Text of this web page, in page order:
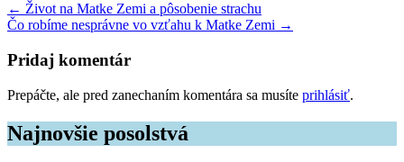
← Život na Matke Zemi a pôsobenie strachu
Čo robíme nesprávne vo vzťahu k Matke Zemi →
Pridaj komentár
Prepáčte, ale pred zanechaním komentára sa musíte prihlásiť.
Najnovšie posolstvá